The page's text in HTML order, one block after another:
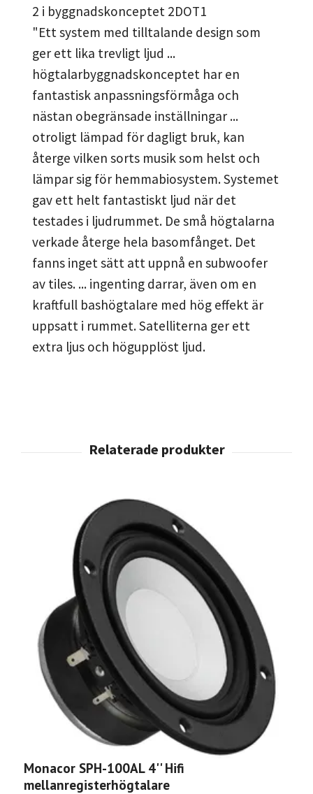
2 i byggnadskonceptet 2DOT1
"Ett system med tilltalande design som
ger ett lika trevligt ljud ...
högtalarbyggnadskonceptet har en
fantastisk anpassningsförmåga och
nästan obegränsade inställningar ...
otroligt lämpad för dagligt bruk, kan
återge vilken sorts musik som helst och
lämpar sig för hemmabiosystem. Systemet
gav ett helt fantastiskt ljud när det
testades i ljudrummet. De små högtalarna
verkade återge hela basomfånget. Det
fanns inget sätt att uppnå en subwoofer
av tiles. ... ingenting darrar, även om en
kraftfull bashögtalare med hög effekt är
uppsatt i rummet. Satelliterna ger ett
extra ljus och högupplöst ljud.
Monacor SPH-100AL 4'' Hifi
mellanregisterhögtalare